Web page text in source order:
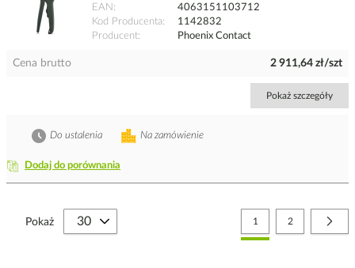
EAN
4063151103712
Kod Producenta
1142832
Producent
Phoenix Contact
Cena brutto 2 911,64 zł/szt
Pokaż szczegóły
Dodaj do porównania
Na zamówienie
Do ustalenia
Strona
Aktualnie czytasz stronę
1 Strona
2
Pokaż